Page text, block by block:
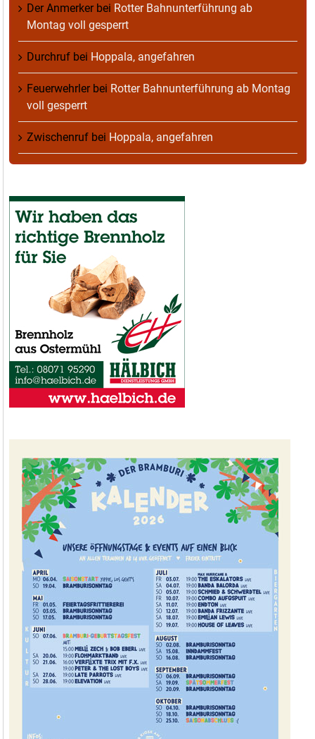
Der Anmerkerbei Rotter Bahnunterführung ab
Montag voll gesperrt
Durchruf bei Hoppala, angefahren
Feuerwehrlerbei Rotter Bahnunterführung ab Montag
voll gesperrt
Zwischenruf bei Hoppala, angefahren